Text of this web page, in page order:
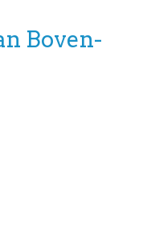
Boven-